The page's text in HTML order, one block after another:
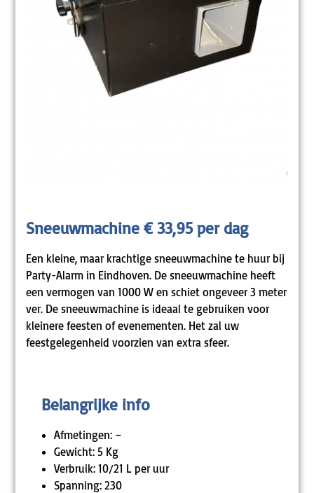
Sneeuwmachine € 33,95 per dag
Een kleine, maar krachtige sneeuwmachine te huur bij
Party-Alarm in Eindhoven. De sneeuwmachine heeft
een vermogen van 1000 W en schiet ongeveer 3 meter
ver. De sneeuwmachine is ideaal te gebruiken voor
kleinere feesten of evenementen. Het zal uw
feestgelegenheid voorzien van extra sfeer.
Belangrijke info
Afmetingen: –
Gewicht: 5 Kg
Verbruik: 10/21 L per uur
Spanning: 230